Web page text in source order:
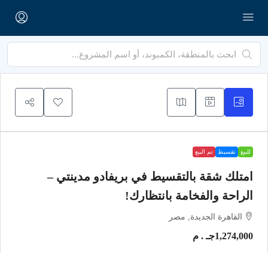
للبيع تقسيط تم البيع
امتلك شقة بالتقسيط في بريفادو مدينتي –
الراحة والفخامة بانتظارك!
القاهرة الجديدة, مصر
1,274,000جـ . م